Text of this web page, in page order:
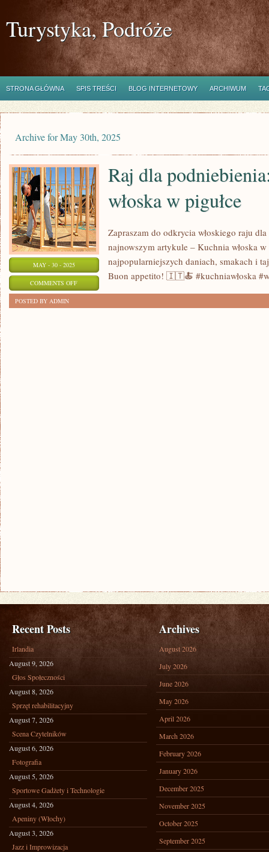
Turystyka, Podróże
STRONA GŁÓWNA SPIS TREŚCI BLOG INTERNETOWY ARCHIWUM
Archive for May 30th, 2025
MAY - 30 - 2025
COMMENTS OFFON
Raj dla
włoska w pigułce
Zapraszam do odkrycia włoskiego raju
najnowszym artykule – Kuchnia włoska
najpopularniejszych daniach, smakach i
Buon appetito! 🇮🇹🍝 #kuchniawłoska
POSTED BY ADMIN
Recent Posts
Irlandia
August 9, 2026
Głos Społeczności
August 8, 2026
Sprzęt rehabilitacyjny
August 7, 2026
Scena Czytelników
August 6, 2026
Fotografia
August 5, 2026
Sportowe Gadżety i Technologie
August 4, 2026
Apeniny (Włochy)
August 3, 2026
Jazz i Improwizacja
Archives
August 2026
July 2026
June 2026
May 2026
April 2026
March 2026
February 2026
January 2026
December 2025
November 2025
October 2025
September 2025